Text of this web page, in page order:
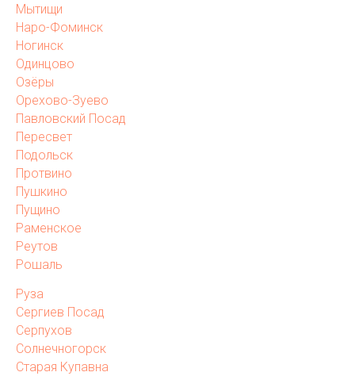
Мытищи
Наро-Фоминск
Ногинск
Одинцово
Озёры
Орехово-Зуево
Павловский Посад
Пересвет
Подольск
Протвино
Пушкино
Пущино
Раменское
Реутов
Рошаль
Руза
Сергиев Посад
Серпухов
Солнечногорск
Старая Купавна